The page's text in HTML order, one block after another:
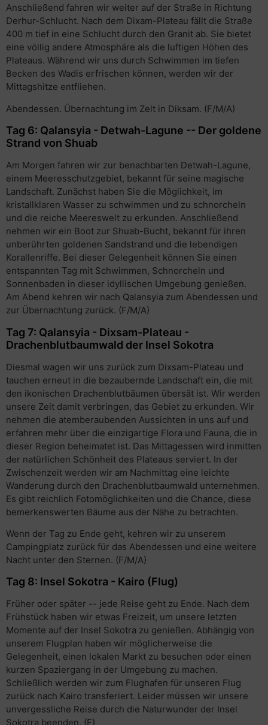
Anschließend fahren wir weiter auf der Straße in Richtung
Derhur-Schlucht. Nach dem Dixam-Plateau fällt die Straße
400 m tief in eine Schlucht durch den Granit ab. Sie bietet
eine völlig andere Atmosphäre als die luftigen Höhen des
Plateaus. Während wir uns durch Schwimmen im tiefen
Becken des Wadis erfrischen können, werden wir der
Mittagshitze entfliehen.
Abendessen. Übernachtung im Zelt in Diksam. (F/M/A)
Tag 6: Qalansyia - Detwah-Lagune -- Der goldene
Strand von Shuab
Am Morgen fahren wir zur benachbarten Detwah-Lagune,
einem Meeresschutzgebiet, bekannt für seine magische
Landschaft. Zunächst haben Sie die Möglichkeit, im
kristallklaren Wasser zu schwimmen und zu schnorcheln
und die reiche Meereswelt zu erkunden. Anschließend
nehmen wir ein Boot zur Shuab-Bucht, bekannt für ihren
unberührten goldenen Sandstrand und die lebendigen
Korallenriffe. Bei dieser Gelegenheit können Sie einen
entspannten Tag mit Schwimmen, Schnorcheln und
Sonnenbaden in dieser idyllischen Umgebung genießen.
Am Abend kehren wir nach Qalansyia zum Abendessen und
zur Übernachtung zurück. (F/M/A)
Tag 7: Qalansyia - Dixsam-Plateau -
Drachenblutbaumwald der Insel Sokotra
Diesmal wagen wir uns zurück zum Dixsam-Plateau und
tauchen erneut in die bezaubernde Landschaft ein, die mit
den ikonischen Drachenblutbäumen übersät ist. Wir werden
unsere Zeit damit verbringen, das Gebiet zu erkunden. Wir
nehmen die atemberaubenden Aussichten in uns auf und
erfahren mehr über die einzigartige Flora und Fauna, die in
dieser Region beheimatet ist. Das Mittagessen wird inmitten
der natürlichen Schönheit des Plateaus serviert. In der
Zwischenzeit werden wir am Nachmittag eine leichte
Wanderung durch den Drachenblutbaumwald unternehmen.
Es gibt reichlich Fotomöglichkeiten und die Chance, diese
bemerkenswerten Bäume aus der Nähe zu betrachten.
Wenn der Tag zu Ende geht, kehren wir zu unserem
Campingplatz zurück für das Abendessen und eine weitere
Nacht unter den Sternen. (F/M/A)
Tag 8: Insel Sokotra - Kairo (Flug)
Früher oder später -- jede Reise geht zu Ende. Nach dem
Frühstück haben wir etwas Freizeit, um unsere letzten
Momente auf der Insel Sokotra zu genießen. Abhängig von
unserem Flugplan haben wir möglicherweise die
Gelegenheit, einen lokalen Markt zu besuchen oder einen
kurzen Spaziergang in der Umgebung zu machen.
Schließlich werden wir zum Flughafen für unseren Flug
zurück nach Kairo transferiert. Leider müssen wir unsere
unvergessliche Reise durch die Naturwunder der Insel
Sokotra beenden. (F)